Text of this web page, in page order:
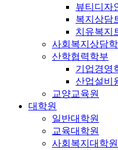
뷰티디자
복지상담
치유복지
사회복지상담
산학협력학부
기업경영
산업설비
교양교육원
대학원
일반대학원
교육대학원
사회복지대학원